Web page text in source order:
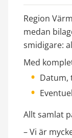
Region
medan
smidigare:
Med
Datum,
Allt samlat
– Vi är